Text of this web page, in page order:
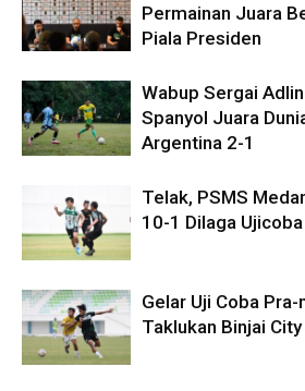
Permainan Juara
Piala Presiden
Wabup Sergai
Spanyol Juara
Argentina 2-1
Telak, PSMS
10-1 Dilaga
Gelar Uji Coba
Taklukan Binjai